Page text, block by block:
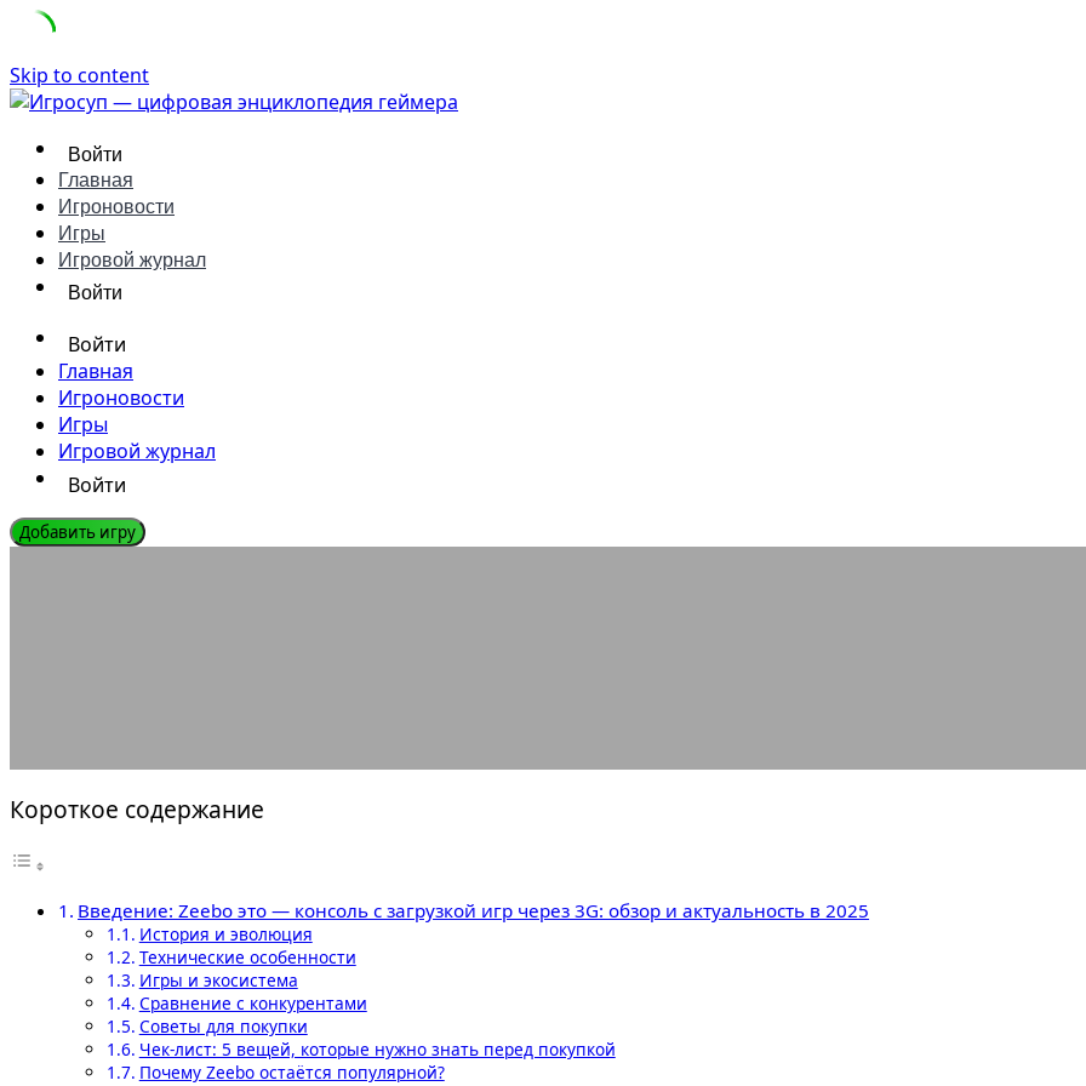
Skip to content
Войти
Главная
Игроновости
Игры
Игровой журнал
Войти
Войти
Главная
Игроновости
Игры
Игровой журнал
Войти
Добавить игру
Короткое содержание
Введение: Zeebo это — консоль с загрузкой игр через 3G: обзор и актуальность в 2025
История и эволюция
Технические особенности
Игры и экосистема
Сравнение с конкурентами
Советы для покупки
Чек-лист: 5 вещей, которые нужно знать перед покупкой
Почему Zeebo остаётся популярной?